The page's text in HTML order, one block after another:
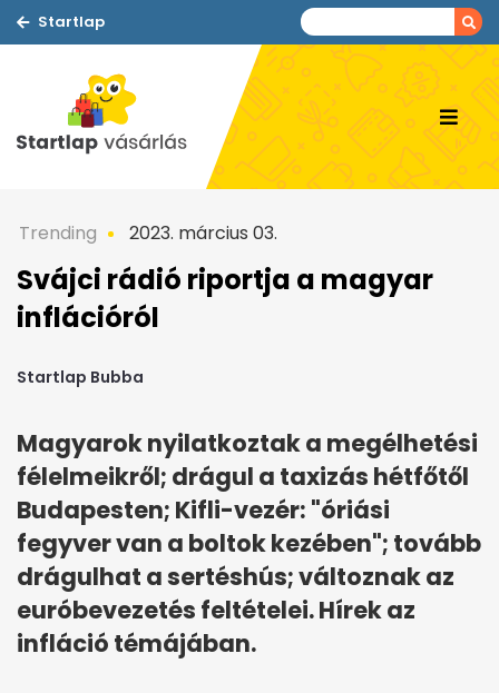
Startlap
Trending 2023. március 03.
Svájci rádió riportja a magyar
inflációról
Startlap Bubba
Magyarok nyilatkoztak a megélhetési
félelmeikről; drágul a taxizás hétfőtől
Budapesten; Kifli-vezér: "óriási
fegyver van a boltok kezében"; tovább
drágulhat a sertéshús; változnak az
euróbevezetés feltételei. Hírek az
infláció témájában.